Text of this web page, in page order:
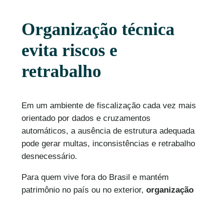
Organização técnica
evita riscos e
retrabalho
Em um ambiente de fiscalização cada vez mais
orientado por dados e cruzamentos
automáticos, a ausência de estrutura adequada
pode gerar multas, inconsistências e retrabalho
desnecessário.
Para quem vive fora do Brasil e mantém
patrimônio no país ou no exterior, organização